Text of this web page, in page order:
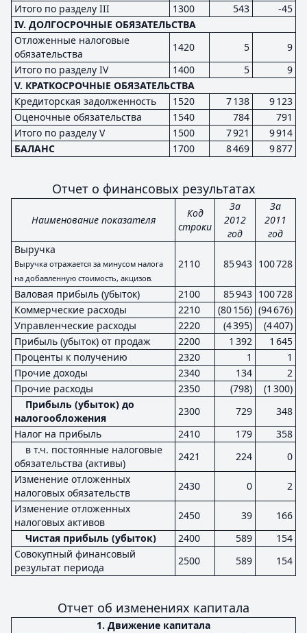
Итого по разделу III
1300 543
-45
IV. ДОЛГОСРОЧНЫЕ ОБЯЗАТЕЛЬСТВА
Отложенные налоговые
обязательства
1420 5
9
Итого по разделу IV
1400 5
9
V. КРАТКОСРОЧНЫЕ ОБЯЗАТЕЛЬСТВА
Кредиторская задолженность
1520 7 138
9 123
Оценочные обязательства
1540 784
791
Итого по разделу V
1500 7 921
9 914
БАЛАНС
1700 8 469 9 877
Отчет о финансовых результатах
Наименование показателя
Код
строки
За
2012
год
За
2011
год
Выручка
Выручка отражается за минусом налога
на добавленную стоимость, акцизов.
2110 85 943 100 728
Валовая прибыль (убыток) 2100 85 943 100 728
Коммерческие расходы
2210 (80 156) (94 676)
Управленческие расходы
2220 (4 395)
(4 407)
Прибыль (убыток) от продаж
2200 1 392
1 645
Проценты к получению
2320 1
1
Прочие доходы
2340 134
2
Прочие расходы
2350 (798)
(1 300)
Прибыль (убыток) до
налогообложения
2300 729
348
Налог на прибыль
2410 179
358
в т.ч. постоянные налоговые
обязательства (активы)
2421 224
0
Изменение отложенных
налоговых обязательств
2430 0
2
Изменение отложенных
налоговых активов
2450 39
166
Чистая прибыль (убыток)
2400 589
154
Совокупный финансовый
результат периода
2500 589 154
Отчет об изменениях капитала
1. Движение капитала